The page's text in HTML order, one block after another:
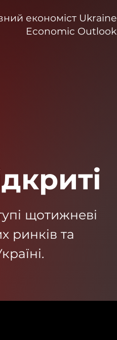
економіст Ukraine
Economic Outlook
щотижневі
ринків та